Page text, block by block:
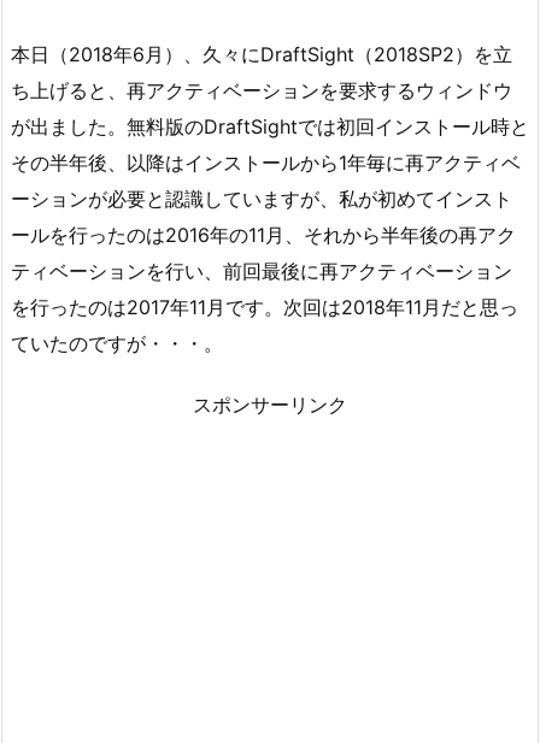
本日（2018年6月）、久々にDraftSight（2018SP2）を立
ち上げると、再アクティベーションを要求するウィンドウ
が出ました。無料版のDraftSightでは初回インストール時と
その半年後、以降はインストールから1年毎に再アクティベ
ーションが必要と認識していますが、私が初めてインスト
ールを行ったのは2016年の11月、それから半年後の再アク
ティベーションを行い、前回最後に再アクティベーション
を行ったのは2017年11月です。次回は2018年11月だと思っ
ていたのですが・・・。
スポンサーリンク